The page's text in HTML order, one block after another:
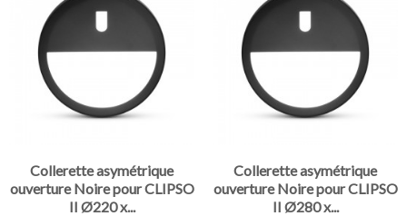
Collerette asymétrique
ouverture Noire pour CLIPSO
II Ø220 x...
Collerette asymétrique
ouverture Noire pour CLIPSO
II Ø280 x...